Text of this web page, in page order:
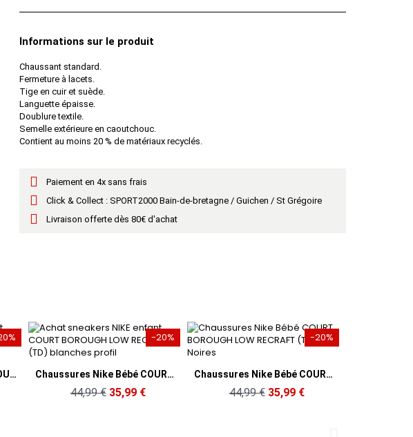
Informations sur le produit
Chaussant standard.
Fermeture à lacets.
Tige en cuir et suède.
Languette épaisse.
Doublure textile.
Semelle extérieure en caoutchouc.
Contient au moins 20 % de matériaux recyclés.
Paiement en 4x sans frais
Click & Collect : SPORT2000 Bain-de-bretagne / Guichen / St Grégoire
Livraison offerte dès 80€ d'achat
-20%
Aperçu rapide
-20%
44,99 € 35,99 €
-30%